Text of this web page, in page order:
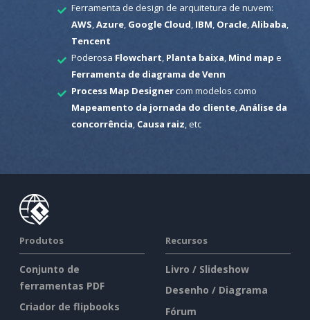
Ferramenta de design de arquitetura de nuvem:
AWS Azure, Google Cloud IBM Oracle, Alibaba
Tencent
Poderosa Flowchart Planta baixa Mind map e
Ferramenta de diagrama de Venn
Process Map Designercom modelos como
Mapeamento da jornada do cliente, Análise da
concorrência Causa raiz , etc
Produtos
Conjunto de
ferramentas PDF
Criador de flipbooks
Recursos
Livro / Slideshow
Desenho / Diagrama
Fórum